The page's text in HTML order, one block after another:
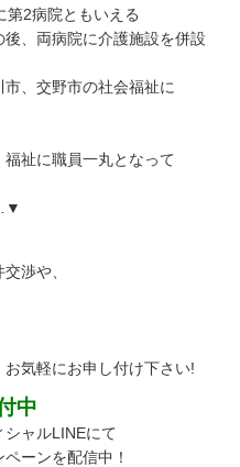
第2病院ともいえる
、両病院に介護施設を併設
、交野市の社会福祉に
祉に職員一丸となって
渉や、
お気軽にお申し付け下さい!
中
ャルLINEにて
ーンを配信中！